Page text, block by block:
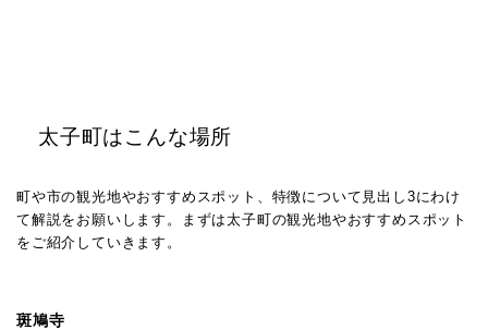
太子町はこんな場所
町や市の観光地やおすすめスポット、特徴について見出し3にわけ
て解説をお願いします。
まずは太子町の観光地やおすすめスポット
をご紹介していきます。
斑鳩寺